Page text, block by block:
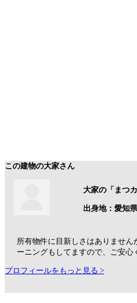
この建物の大家さん
大家の「まつ
出身地：愛知県
所有物件に目新しさはありません
ーニングもしてますので、ご安心
プロフィールをもっと見る >